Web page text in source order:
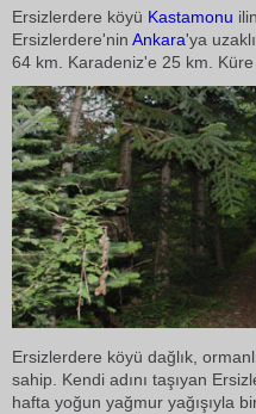
Ersizlerdere köyü Kastamonu
Ersizlerdere'nin Ankara'ya
64 km. Karadeniz'e 25 km.
Ersizlerdere köyü dağlık,
sahip. Kendi adını taşıyan
hafta yoğun yağmur yağışıyla